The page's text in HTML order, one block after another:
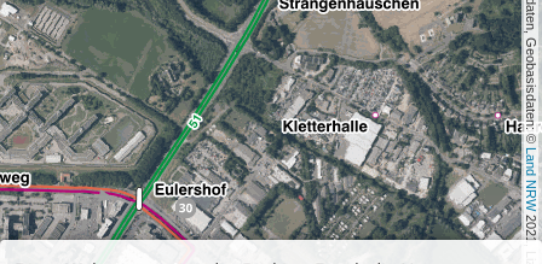
, Kartendaten, Geobasisdaten: ©
Land NRW